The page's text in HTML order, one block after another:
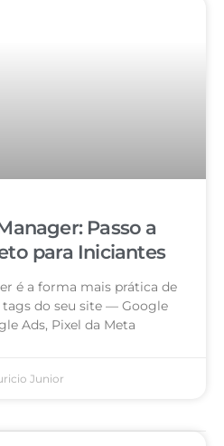
Passo a
para Iniciantes
é a forma mais prática de
do seu site — Google
Ads, Pixel da Meta
Junior